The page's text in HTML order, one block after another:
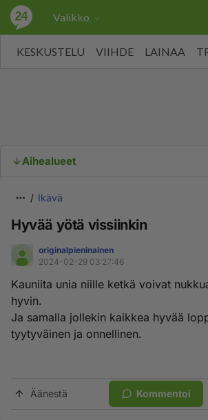
Valikko
KESKUSTELU VIIHDE LAINAA
Aihealueet
Ikävä
Hyvää yötä vissiinkin
originalpieninainen
2024-02-29 03:27:46
Kauniita unia niille ketkä voivat
hyvin.
Ja samalla jollekin kaikkea hyvää
tyytyväinen ja onnellinen.
Äänestä Kommentoi